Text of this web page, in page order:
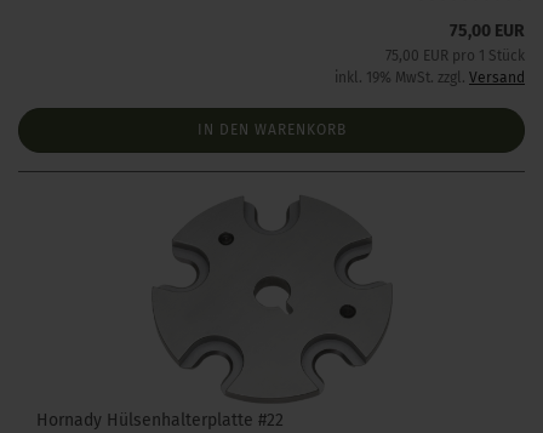
75,00 EUR
75,00 EUR pro 1 Stück
inkl. 19% MwSt. zzgl. Versand
IN DEN WARENKORB
Hornady Hülsenhalterplatte #22